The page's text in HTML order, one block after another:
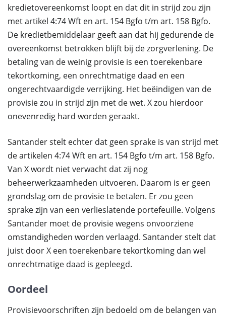
kredietovereenkomst loopt en dat dit in strijd zou zijn
met artikel 4:74 Wft en art. 154 Bgfo t/m art. 158 Bgfo.
De kredietbemiddelaar geeft aan dat hij gedurende de
overeenkomst betrokken blijft bij de zorgverlening. De
betaling van de weinig provisie is een toerekenbare
tekortkoming, een onrechtmatige daad en een
ongerechtvaardigde verrijking. Het beëindigen van de
provisie zou in strijd zijn met de wet. X zou hierdoor
onevenredig hard worden geraakt.
Santander stelt echter dat geen sprake is van strijd met
de artikelen 4:74 Wft en art. 154 Bgfo t/m art. 158 Bgfo.
Van X wordt niet verwacht dat zij nog
beheerwerkzaamheden uitvoeren. Daarom is er geen
grondslag om de provisie te betalen. Er zou geen
sprake zijn van een verlieslatende portefeuille. Volgens
Santander moet de provisie wegens onvoorziene
omstandigheden worden verlaagd. Santander stelt dat
juist door X een toerekenbare tekortkoming dan wel
onrechtmatige daad is gepleegd.
Oordeel
Provisievoorschriften zijn bedoeld om de belangen van